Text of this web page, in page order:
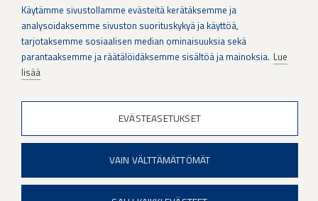
Patria Group
When if is not an option.
Käytämme sivustollamme evästeitä kerätäksemme ja
analysoidaksemme sivuston suorituskykyä ja käyttöä,
tarjotaksemme sosiaalisen median ominaisuuksia sekä
parantaaksemme ja räätälöidäksemme sisältöä ja mainoksia. Lue
lisää
EVÄSTEASETUKSET
VAIN VÄLTTÄMÄTTÖMÄT